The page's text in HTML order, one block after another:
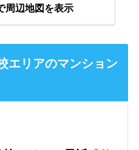
周辺地図を表示
エリアのマンション